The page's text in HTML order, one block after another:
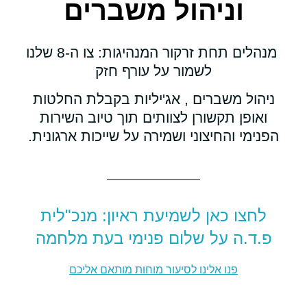
וניהול משברים
מנהלים תחת זרקור המנהיגות: צו ה-8 שלנו
לשמור על עורף חזק
ניהול משברים , אג'יליות בקבלת החלטות
ואופן תקשורן לצוותים תוך טיוב השירות
הפנימי והחיצוני ושמירה על שייכות ארגונית.
לחצו כאן לשמיעת ראיון: מנכ"לית
פ.ד.ה על שלום פנימי בעת מלחמה
פנו אלינו לסיעור מוחות מותאם אליכם